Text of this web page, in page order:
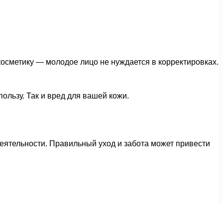
— молодое лицо не нуждается в корректировках.
Так и вред для вашей кожи.
Правильный уход и забота может привести